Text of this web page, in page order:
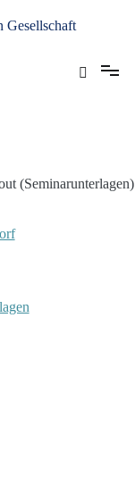
(Seminarunterlagen)